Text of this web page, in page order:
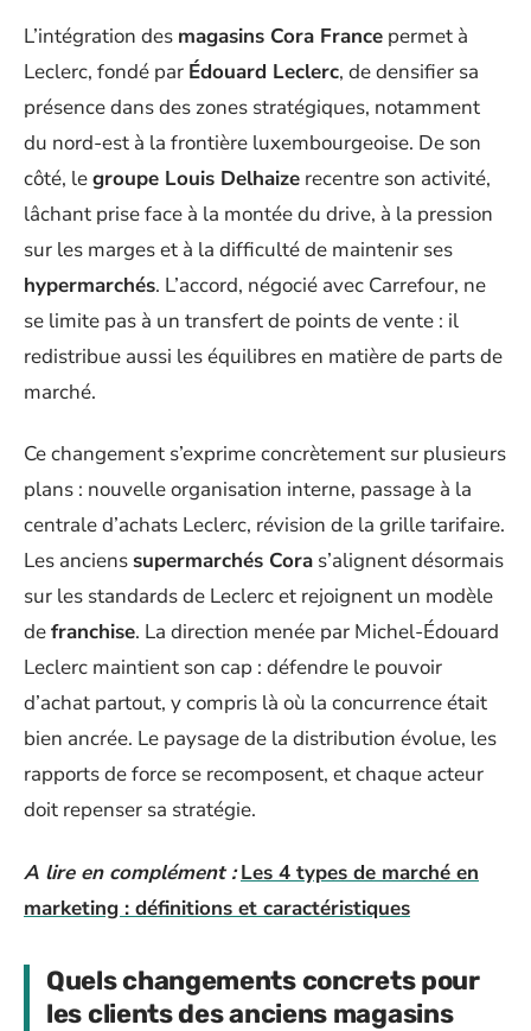
L’intégration des magasins Cora France permet à
Leclerc, fondé par Édouard Leclerc, de densifier sa
présence dans des zones stratégiques, notamment
du nord-est à la frontière luxembourgeoise. De son
côté, legroupe Louis Delhaize recentre son activité,
lâchant prise face à la montée du drive, à la pression
sur les marges et à la difficulté de maintenir ses
hypermarchés. L’accord, négocié avec Carrefour, ne
se limite pas à un transfert de points de vente : il
redistribue aussi les équilibres en matière de parts de
marché.
Ce changement s’exprime concrètement sur plusieurs
plans : nouvelle organisation interne, passage à la
centrale d’achats Leclerc, révision de la grille tarifaire.
Les anciens supermarchés Cora s’alignent désormais
sur les standards de Leclerc et rejoignent un modèle
defranchise. La direction menée par Michel-Édouard
Leclerc maintient son cap : défendre le pouvoir
d’achat partout, y compris là où la concurrence était
bien ancrée. Le paysage de la distribution évolue, les
rapports de force se recomposent, et chaque acteur
doit repenser sa stratégie.
A lire en complément : Les 4 types de marché en
marketing : définitions et caractéristiques
Quels changements concrets pour
les clients des anciens magasins